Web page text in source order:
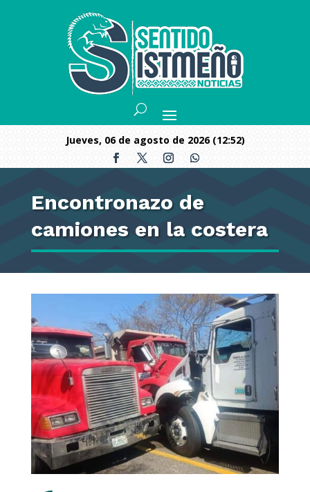
jueves, 06 de agosto de 2026 (12:52)
Encontronazo de
camiones en la costera